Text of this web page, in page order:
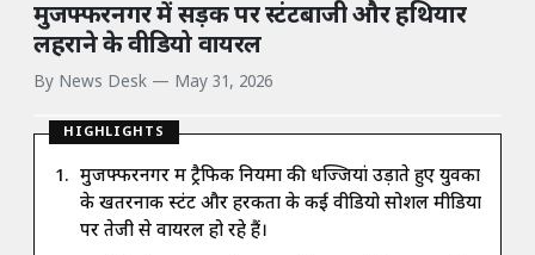
मुजफ्फरनगर में सड़क पर स्टंटबाजी और हथियार
लहराने के वीडियो वायरल
By News Desk — May 31, 2026
HIGHLIGHTS
मुजफ्फरनगर में ट्रैफिक नियमों की धज्जियां उड़ाते हुए युवकों
के खतरनाक स्टंट और हरकतों के कई वीडियो सोशल मीडिया
पर तेजी से वायरल हो रहे हैं।